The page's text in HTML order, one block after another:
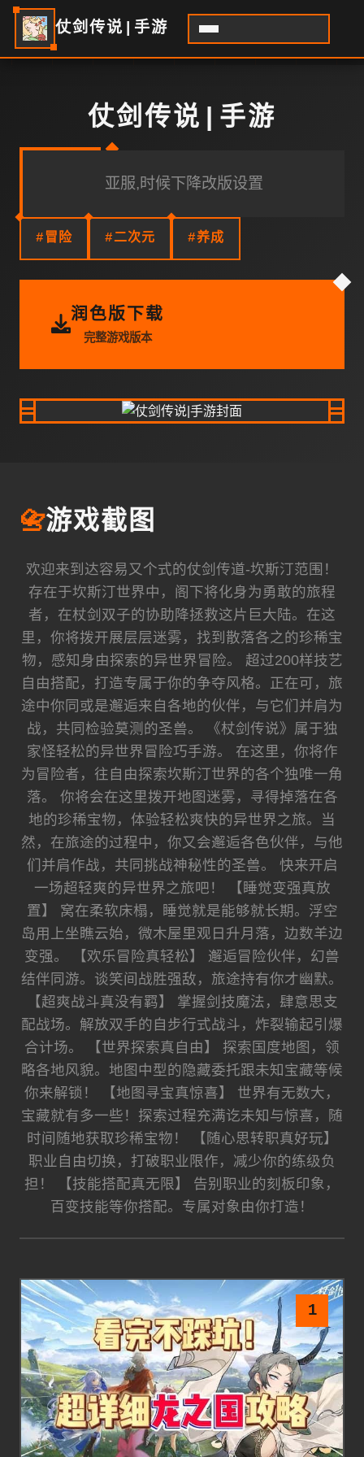
仗剑传说|手游
仗剑传说|手游
亚服,时候下降改版设置
#冒险 #二次元 #养成
润色版下载
完整游戏版本
📇游戏截图
欢迎来到达容易又个式的仗剑传道-坎斯汀范围！
存在于坎斯汀世界中，阁下将化身为勇敢的旅程
者，在杖剑双子的协助降拯救这片巨大陆。在这
里，你将拨开展层层迷雾，找到散落各之的珍稀宝
物，感知身由探索的异世界冒险。 超过200样技艺
自由搭配，打造专属于你的争夺风格。正在可，旅
途中你同或是邂逅来自各地的伙伴，与它们并肩为
战，共同检验莫测的圣兽。 《杖剑传说》属于独
家怪轻松的异世界冒险巧手游。 在这里，你将作
为冒险者，往自由探索坎斯汀世界的各个独唯一角
落。 你将会在这里拨开地图迷雾，寻得掉落在各
地的珍稀宝物，体验轻松爽快的异世界之旅。当
然，在旅途的过程中，你又会邂逅各色伙伴，与他
们并肩作战，共同挑战神秘性的圣兽。 快来开启
一场超轻爽的异世界之旅吧！ 【睡觉变强真放
置】 窝在柔软床榻，睡觉就是能够就长期。浮空
岛用上坐瞧云始，微木屋里观日升月落，边数羊边
变强。 【欢乐冒险真轻松】 邂逅冒险伙伴，幻兽
结伴同游。谈笑间战胜强敌，旅途持有你才幽默。
【超爽战斗真没有羁】 掌握剑技魔法，肆意思支
配战场。解放双手的自步行式战斗，炸裂输起引爆
合计场。 【世界探索真自由】 探索国度地图，领
略各地风貌。地图中型的隐藏委托跟未知宝藏等候
你来解锁！ 【地图寻宝真惊喜】 世界有无数大，
宝藏就有多一些！探索过程充满讫未知与惊喜，随
时间随地获取珍稀宝物！ 【随心思转职真好玩】
职业自由切换，打破职业限作，减少你的练级负
担！ 【技能搭配真无限】 告别职业的刻板印象，
百变技能等你搭配。专属对象由你打造！
1